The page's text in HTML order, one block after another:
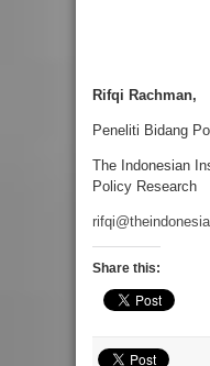
Rifqi Rachman,
Peneliti Bidang
The Indonesian
Policy Research
Share this: